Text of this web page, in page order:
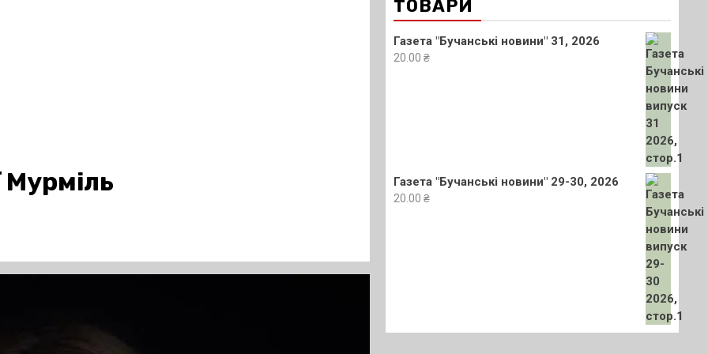
Мурміль
ТОВАРИ
Газета "Бучанські новини" 31, 2026
20.00 ₴
Газета "Бучанські новини" 29-30, 2026
20.00 ₴